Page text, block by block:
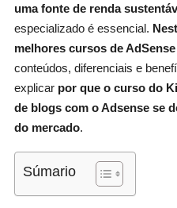
uma fonte de renda
especializado é essencial.
melhores cursos de
conteúdos, diferenciais e
explicar por que o curso do
de blogs com o Adsense se
do mercado.
Súmario